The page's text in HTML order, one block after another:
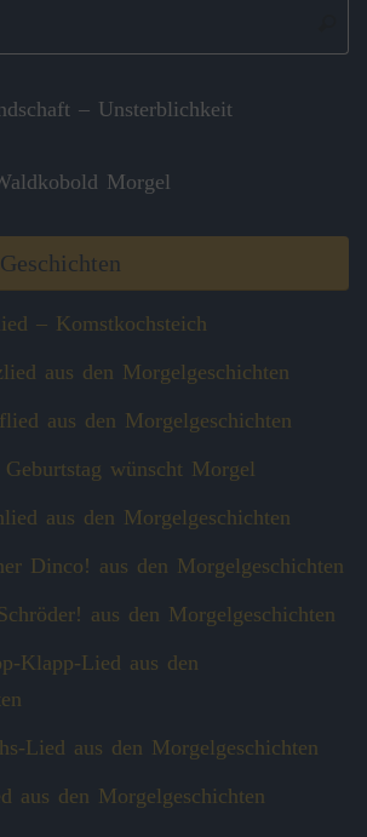
– Komstkochsteich
aus den Morgelgeschichten
aus den Morgelgeschichten
wünscht Morgel
aus den Morgelgeschichten
Dinco! aus den Morgelgeschichten
aus den Morgelgeschichten
aus den
Lied aus den Morgelgeschichten
aus den Morgelgeschichten